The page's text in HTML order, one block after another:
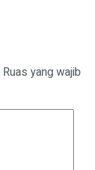
Ruas yang wajib